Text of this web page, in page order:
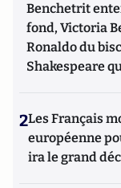
Benchetrit
fond, Victoria
Ronaldo du
Shakespeare
2Les Français
européenne
ira le grand